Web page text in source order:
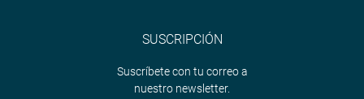
SUSCRIPCIÓN
Suscríbete con tu correo a
nuestro newsletter.